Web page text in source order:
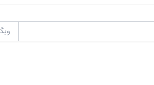
وبگاه